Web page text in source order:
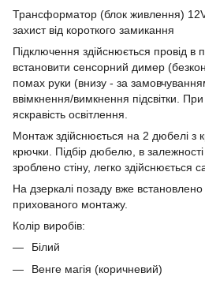
Трансформатор (блок живлення)
захист від короткого замикання
Підключення здійснюється провід в
встановити сенсорний димер
помах руки (внизу - за
ввімкнення/вимкнення підсвітки.
яскравість освітлення.
Монтаж здійснюється на 2 дюбелі з
крючки. Підбір дюбелю, в залежності
зроблено стіну, легко здійснюється
На дзеркалі позаду вже
прихованого монтажу.
Колір виробів:
Білий
Венге магія (коричневий)